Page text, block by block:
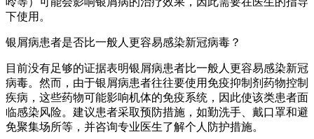
下使用。
银屑病患者是否比一般人更容易感染新冠病毒？
目前没有足够的证据表明银屑病患者比一般人更容易感染新冠
病毒。然而，由于银屑病患者往往要使用免疫抑制剂药物控制
疾病，这些药物可能影响机体的免疫系统，因此使该类患者面
临感染风险。建议患者采取预防措施，如勤洗手、戴口罩和避
免聚集场所等，并咨询专业医生了解个人防护措施。